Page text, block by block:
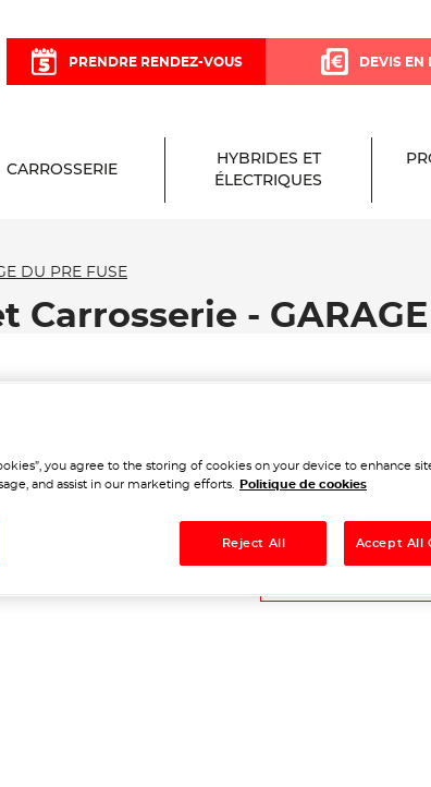
PRENDRE RENDEZ-VOUS DEVIS EN
CARROSSERIE
HYBRIDES ET
ÉLECTRIQUES
DU PRE FUSE
Carrosserie - GARAGE
you agree to the storing of cookies on your device to enhance
and assist in our marketing efforts.
Politique de cookies
Reject All Accept All